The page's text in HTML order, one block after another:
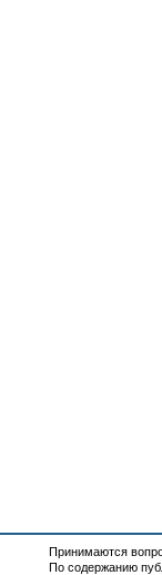
Принимаются
По содержанию